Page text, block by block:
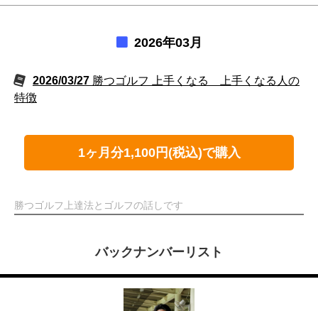
2026年03月
2026/03/27 勝つゴルフ 上手くなる 上手くなる人の
特徴
1ヶ月分1,100円(税込)で購入
勝つゴルフ上達法とゴルフの話しです
バックナンバーリスト